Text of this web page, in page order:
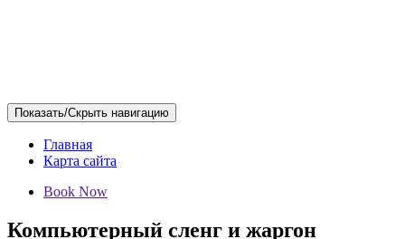
Показать/Скрыть навигацию
Главная
Карта сайта
Book Now
Компьютерный сленг и жаргон